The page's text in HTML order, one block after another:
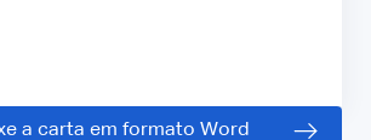
a carta em formato Word